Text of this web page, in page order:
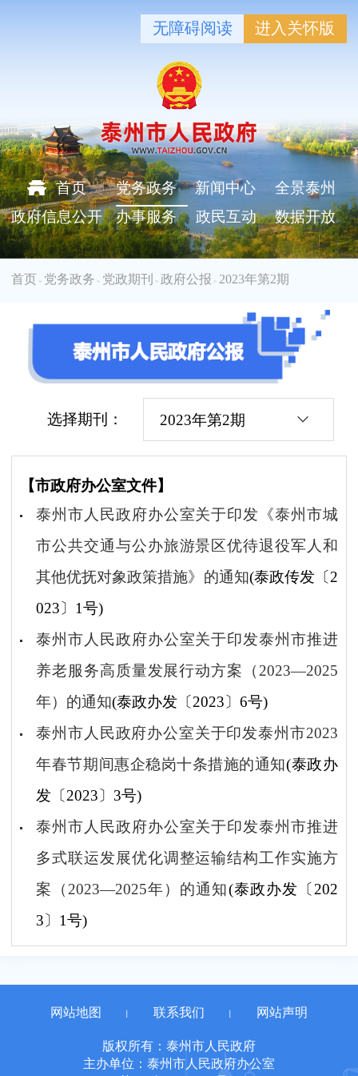
无障碍阅读 进入关怀版
首页 党务政务 新闻中心
全景泰州
政府信息公开
办事服务 政民互动 数据开放
首页 > 党务政务 > 党政期刊 > 政府公报 > 2023年第2期
选择期刊： 2023年第2期
【市政府办公室文件】
泰州市人民政府办公室关于印发《泰州市城
市公共交通与公办旅游景区优待退役军人和
其他优抚对象政策措施》的通知(泰政传发〔2
023〕1号)
泰州市人民政府办公室关于印发泰州市推进
养老服务高质量发展行动方案（2023—2025
年）的通知(泰政办发〔2023〕6号)
泰州市人民政府办公室关于印发泰州市2023
年春节期间惠企稳岗十条措施的通知(泰政办
发〔2023〕3号)
泰州市人民政府办公室关于印发泰州市推进
多式联运发展优化调整运输结构工作实施方
案（2023—2025年）的通知(泰政办发〔202
3〕1号)
网站地图 联系我们 网站声明
版权所有：泰州市人民政府
主办单位：泰州市人民政府办公室